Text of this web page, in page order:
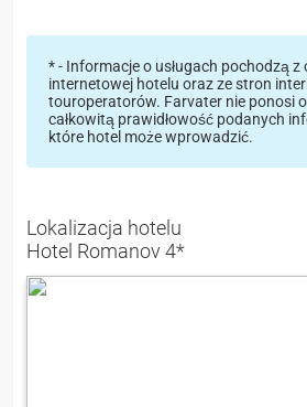
* - Informacje o usługach pochodzą
internetowej hotelu oraz ze stron
touroperatorów. Farvater nie ponosi
całkowitą prawidłowość podanych
które hotel może wprowadzić.
Lokalizacja hotelu
Hotel Romanov 4*